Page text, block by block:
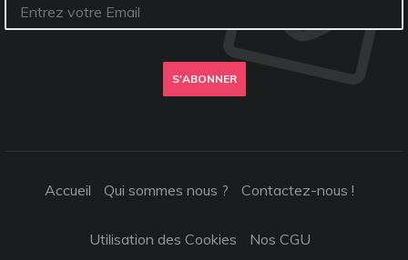
S'ABONNER
Accueil Qui sommes nous ? Contactez-nous !
Utilisation des Cookies Nos CGU